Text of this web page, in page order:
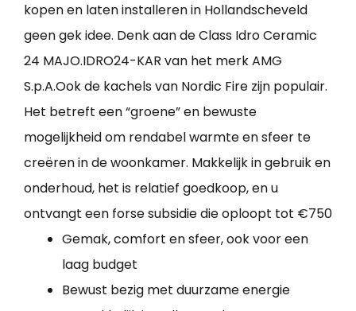
kopen en laten installeren in Hollandscheveld
geen gek idee. Denk aan de Class Idro Ceramic
24 MAJO.IDRO24-KAR van het merk AMG
S.p.A.Ook de kachels van Nordic Fire zijn populair.
Het betreft een “groene” en bewuste
mogelijkheid om rendabel warmte en sfeer te
creëren in de woonkamer. Makkelijk in gebruik en
onderhoud, het is relatief goedkoop, en u
ontvangt een forse subsidie die oploopt tot €750
Gemak, comfort en sfeer, ook voor een
laag budget
Bewust bezig met duurzame energie